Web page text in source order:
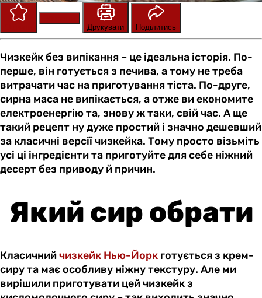
Друкувати
Поділитись
Чизкейк без випікання – це ідеальна історія. По-
перше, він готується з печива, а тому не треба
витрачати час на приготування тіста. По-друге,
сирна маса не випікається, а отже ви економите
електроенергію та, знову ж таки, свій час. А ще
такий рецепт ну дуже простий і значно дешевший
за класичні версії чизкейка. Тому просто візьміть
усі ці інгредієнти та приготуйте для себе ніжний
десерт без приводу й причин.
Який сир обрати
Класичнийчизкейк Нью-Йорк готується з крем-
сиру та має особливу ніжну текстуру. Але ми
вирішили приготувати цей чизкейк з